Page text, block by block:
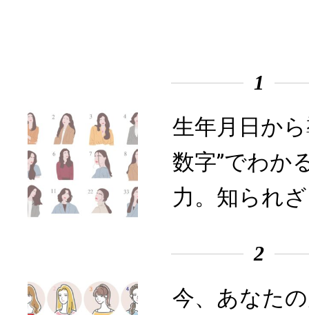
1
生年月日か
数字”でわか
力。知られ
2
今、あなた